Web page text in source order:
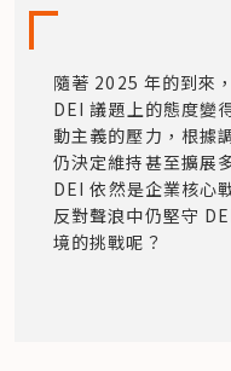
隨著 2025 年的到來
DEI 議題上的態度變
動主義的壓力，根據
仍決定維持甚至擴展
DEI 依然是企業核心
反對聲浪中仍堅守
境的挑戰呢？